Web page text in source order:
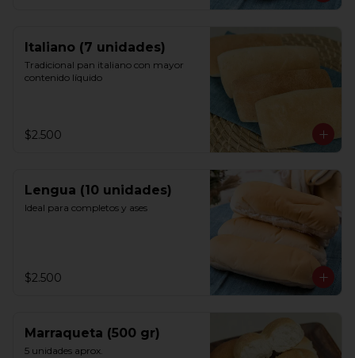
Italiano (7 unidades)
Tradicional pan italiano con mayor
contenido líquido
$2.500
Lengua (10 unidades)
Ideal para completos y ases
$2.500
Marraqueta (500 gr)
5 unidades aprox.